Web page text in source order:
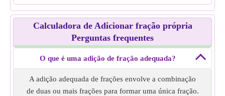
Exemplo 3:Encontre a adição de fração adequada de 2/11
ambas as frações têm denominadores diferentes,
torne o denominador igual encontrando o MMC dos
denominadores. ou seja, 12/66 e 44/66
Adicione ambas as frações, ou seja, 12/66 + 44/66 = 28/33
Adição de fração adequada de2/11 + 4/6= 28/33.
7.3/12 + 19/24 = 25/24
8.2/7 + 3/7 = 5/7
4/38 + 2/19 = 4/19
5/8 + 3/8 = 1
Calculadora de Adicionar fração própria
Perguntas frequentes
O que é uma adição de fração adequada?
A adição adequada de frações envolve a combinação
de duas ou mais frações para formar uma única fração.